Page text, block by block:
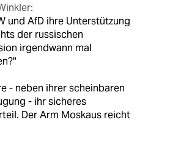
und AfD ihre Unterstützung
der russischen
irgendwann mal
- neben ihrer scheinbaren
- ihr sicheres
Der Arm Moskaus reicht